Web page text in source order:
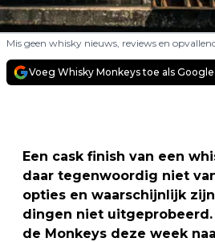
Mis geen whisky nieuws, reviews en
Voeg Whisky Monkeys toe als
Een cask finish van een
daar tegenwoordig niet
opties en waarschijnlijk
dingen niet uitgeprobeerd.
de Monkeys deze week